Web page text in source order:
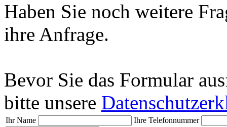
Haben Sie noch weitere
ihre Anfrage.
Bevor Sie das Formular
bitte unsere
Ihr Name Ihre Telefonnummer